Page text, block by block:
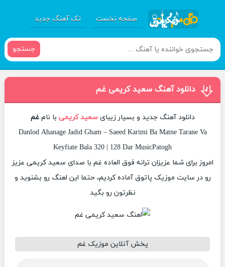
صفحه نخست تک آهنگ جدید
جستجو
دانلود آهنگ سعید کریمی غم
دانلود آهنگ جدید و بسیار زیبایسعید کریمی با نامغم
Danlod Ahanage Jadid Gham – Saeed Karimi Ba Matne Tarane Va
Keyfiate Bala 320 | 128 Dar MusicPatogh
امروز برای شما عزیزان ترانه فوق العاده غم با صدای سعید کریمی عزیز
رو در سایت موزیک پاتوق آماده کردیم، حتما این اهنگ رو بشنوید و
نظرتون رو بگید
پخش آنلاین موزیک غم